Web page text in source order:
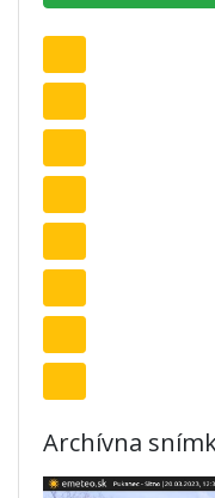
Archívna